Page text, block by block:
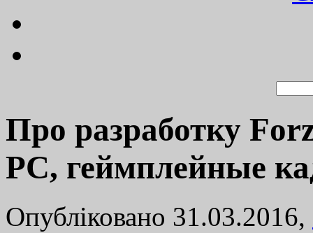
Про разработку
PC, геймплейные
Опубліковано 31.03.2016,